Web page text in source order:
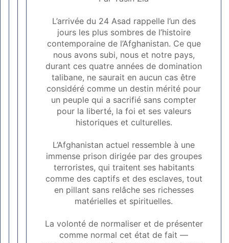
L’arrivée du 24 Asad rappelle l’un des
jours les plus sombres de l’histoire
contemporaine de l’Afghanistan. Ce que
nous avons subi, nous et notre pays,
durant ces quatre années de domination
talibane, ne saurait en aucun cas être
considéré comme un destin mérité pour
un peuple qui a sacrifié sans compter
pour la liberté, la foi et ses valeurs
historiques et culturelles.
L’Afghanistan actuel ressemble à une
immense prison dirigée par des groupes
terroristes, qui traitent ses habitants
comme des captifs et des esclaves, tout
en pillant sans relâche ses richesses
matérielles et spirituelles.
La volonté de normaliser et de présenter
comme normal cet état de fait —